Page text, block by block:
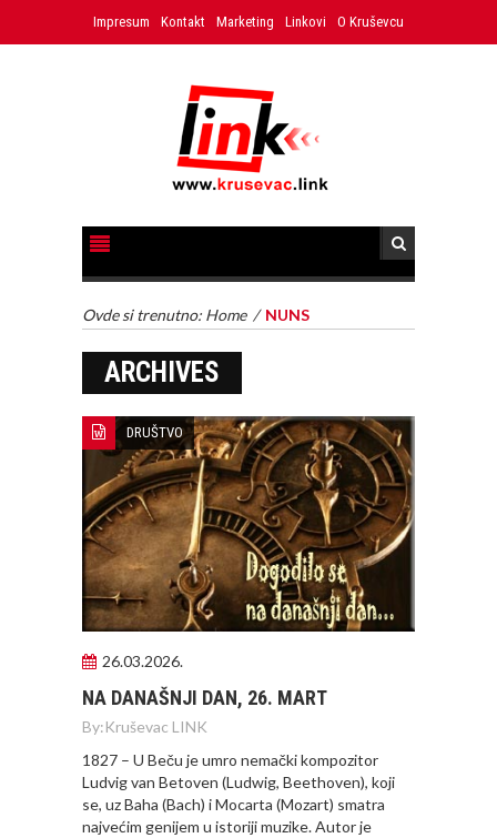
Impresum Kontakt Marketing Linkovi O Kruševcu
Ovde si trenutno: Home / NUNS
ARCHIVES
DRUŠTVO
26.03.2026.
NA DANAŠNJI DAN, 26. MART
By:Kruševac LINK
1827 – U Beču je umro nemački kompozitor
Ludvig van Betoven (Ludwig, Beethoven), koji
se, uz Baha (Bach) i Mocarta (Mozart) smatra
najvećim genijem u istoriji muzike. Autor je